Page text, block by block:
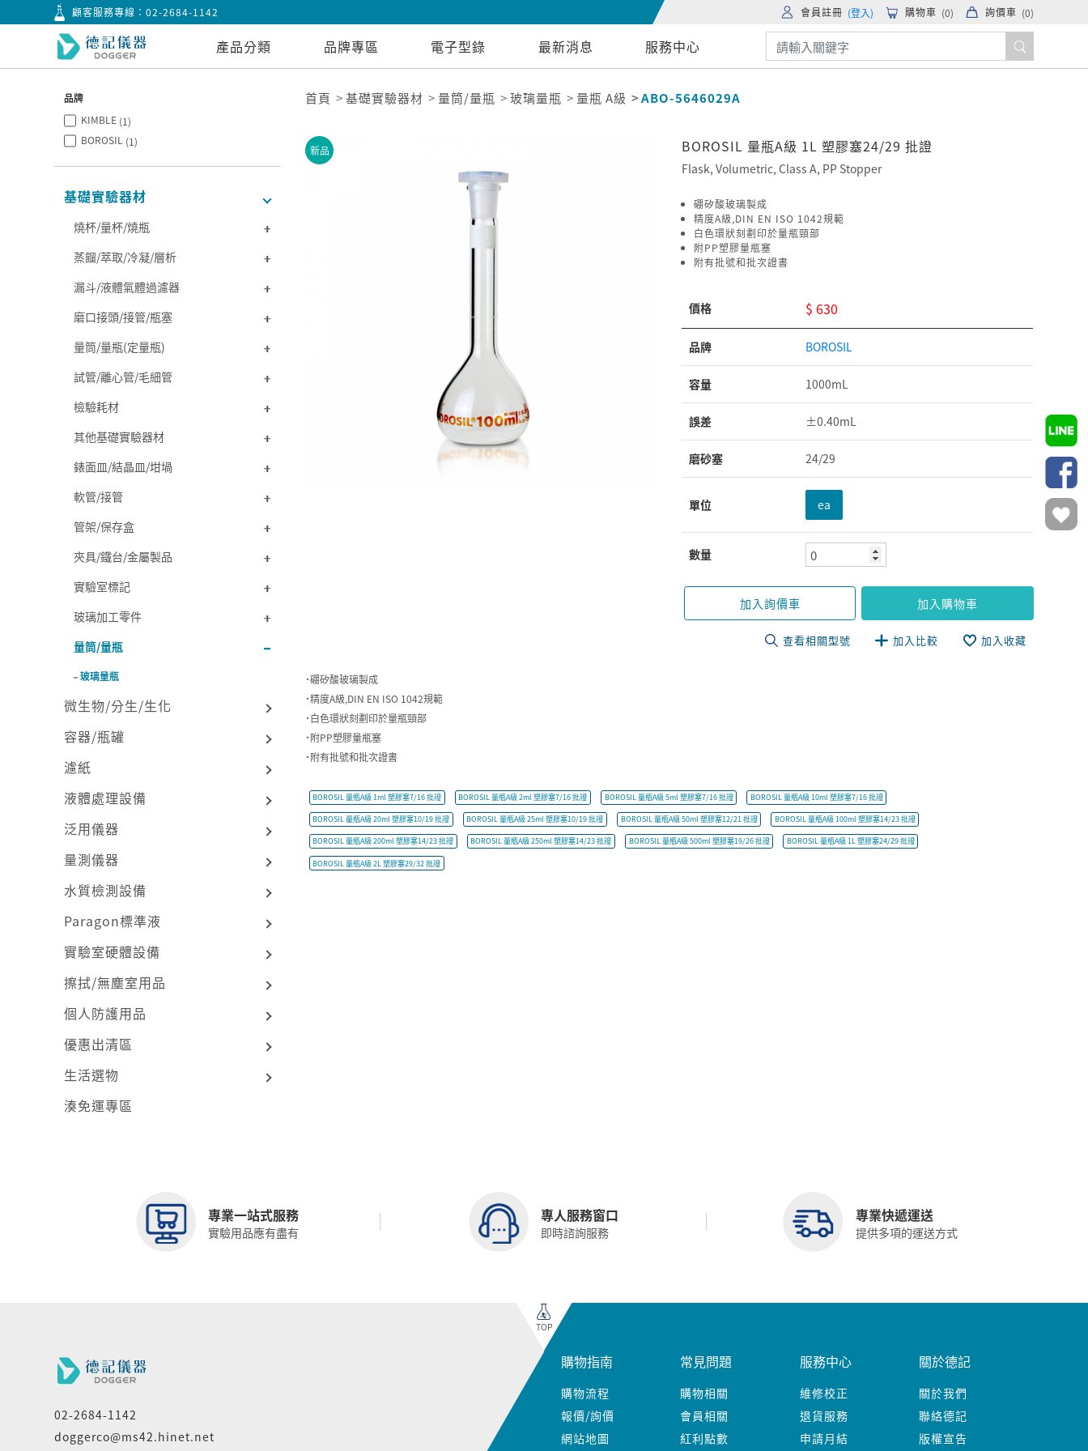
顧客服務專線：02-2684-1142 會員註冊 (登入) 購物車 (0) 詢價車 (0)
產品分類 品牌專區 電子型錄 最新消息 服務中心
品牌
KIMBLE (1)
BOROSIL (1)
基礎實驗器材
燒杯/量杯/燒瓶
蒸餾/萃取/冷凝/層析
漏斗/液體氣體過濾器
磨口接頭/接管/瓶塞
量筒/量瓶(定量瓶)
試管/離心管/毛細管
檢驗耗材
其他基礎實驗器材
錶面皿/結晶皿/坩堝
軟管/接管
管架/保存盒
夾具/鐵台/金屬製品
實驗室標記
玻璃加工零件
量筒/量瓶
玻璃量瓶
微生物/分生/生化
容器/瓶罐
濾紙
液體處理設備
泛用儀器
量測儀器
水質檢測設備
Paragon標準液
實驗室硬體設備
擦拭/無塵室用品
個人防護用品
優惠出清區
生活選物
湊免運專區
首頁 基礎實驗器材 量筒/量瓶 玻璃量瓶 量瓶 A級 ABO-5646029A
新品 BOROSIL 量瓶A級 1L 塑膠塞24/29 批證
Flask, Volumetric, Class A, PP Stopper
硼矽酸玻璃製成
精度A級,DIN EN ISO 1042規範
白色環狀刻劃印於量瓶頸部
附PP塑膠量瓶塞
附有批號和批次證書
價格 $ 630
品牌 BOROSIL
容量 1000mL
誤差 ±0.40mL
磨砂塞 24/29
單位 ea
數量
加入詢價車 加入購物車
查看相關型號 加入比較 加入收藏
˙硼矽酸玻璃製成
˙精度A級,DIN EN ISO 1042規範
˙白色環狀刻劃印於量瓶頸部
˙附PP塑膠量瓶塞
˙附有批號和批次證書
BOROSIL 量瓶A級 1ml 塑膠塞7/16 批證 BOROSIL 量瓶A級 2ml 塑膠塞7/16 批證 BOROSIL 量瓶A級 5ml 塑膠塞7/16 批證 BOROSIL 量瓶A級 10ml 塑膠塞7/16 批證
BOROSIL 量瓶A級 20ml 塑膠塞10/19 批證 BOROSIL 量瓶A級 25ml 塑膠塞10/19 批證 BOROSIL 量瓶A級 50ml 塑膠塞12/21 批證 BOROSIL 量瓶A級 100ml 塑膠塞14/23 批證
BOROSIL 量瓶A級 200ml 塑膠塞14/23 批證 BOROSIL 量瓶A級 250ml 塑膠塞14/23 批證 BOROSIL 量瓶A級 500ml 塑膠塞19/26 批證 BOROSIL 量瓶A級 1L 塑膠塞24/29 批證
BOROSIL 量瓶A級 2L 塑膠塞29/32 批證
專業一站式服務
實驗用品應有盡有
專人服務窗口
即時諮詢服務
專業快遞運送
提供多項的運送方式
TOP
02-2684-1142
doggerco@ms42.hinet.net
購物指南
購物流程
報價/詢價
網站地圖
常見問題
購物相關
會員相關
紅利點數
服務中心
維修校正
退貨服務
申請月結
關於德記
關於我們
聯絡德記
版權宣告